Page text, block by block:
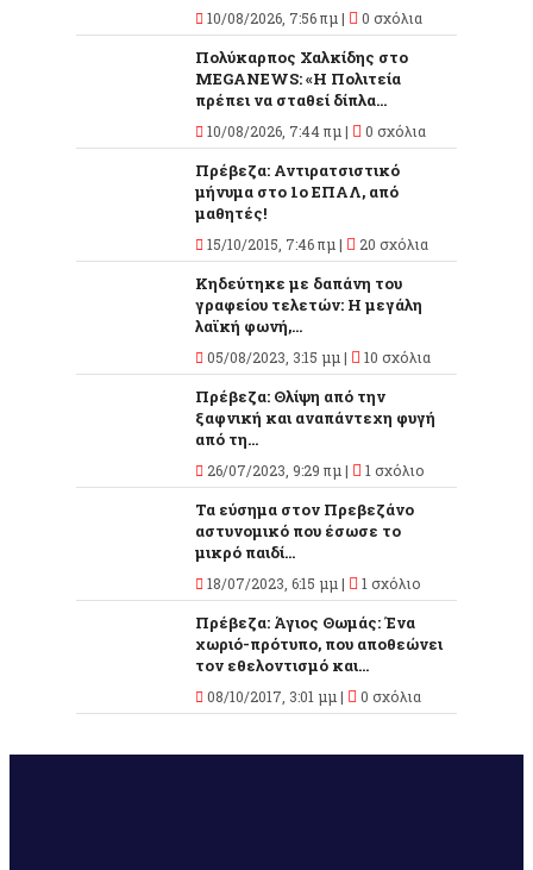
10/08/2026, 7:56 πμ | 0 σχόλια
Πολύκαρπος Χαλκίδης στο
MEGANEWS: «Η Πολιτεία
πρέπει να σταθεί δίπλα...
10/08/2026, 7:44 πμ | 0 σχόλια
Πρέβεζα: Αντιρατσιστικό
μήνυμα στο 1ο ΕΠΑΛ, από
μαθητές!
15/10/2015, 7:46 πμ | 20 σχόλια
Κηδεύτηκε με δαπάνη του
γραφείου τελετών: Η μεγάλη
λαϊκή φωνή,...
05/08/2023, 3:15 μμ | 10 σχόλια
Πρέβεζα: Θλίψη από την
ξαφνική και αναπάντεχη φυγή
από τη...
26/07/2023, 9:29 πμ | 1 σχόλιο
Τα εύσημα στον Πρεβεζάνο
αστυνομικό που έσωσε το
μικρό παιδί...
18/07/2023, 6:15 μμ | 1 σχόλιο
Πρέβεζα: Άγιος Θωμάς: Ένα
χωριό-πρότυπο, που αποθεώνει
τον εθελοντισμό και...
08/10/2017, 3:01 μμ | 0 σχόλια